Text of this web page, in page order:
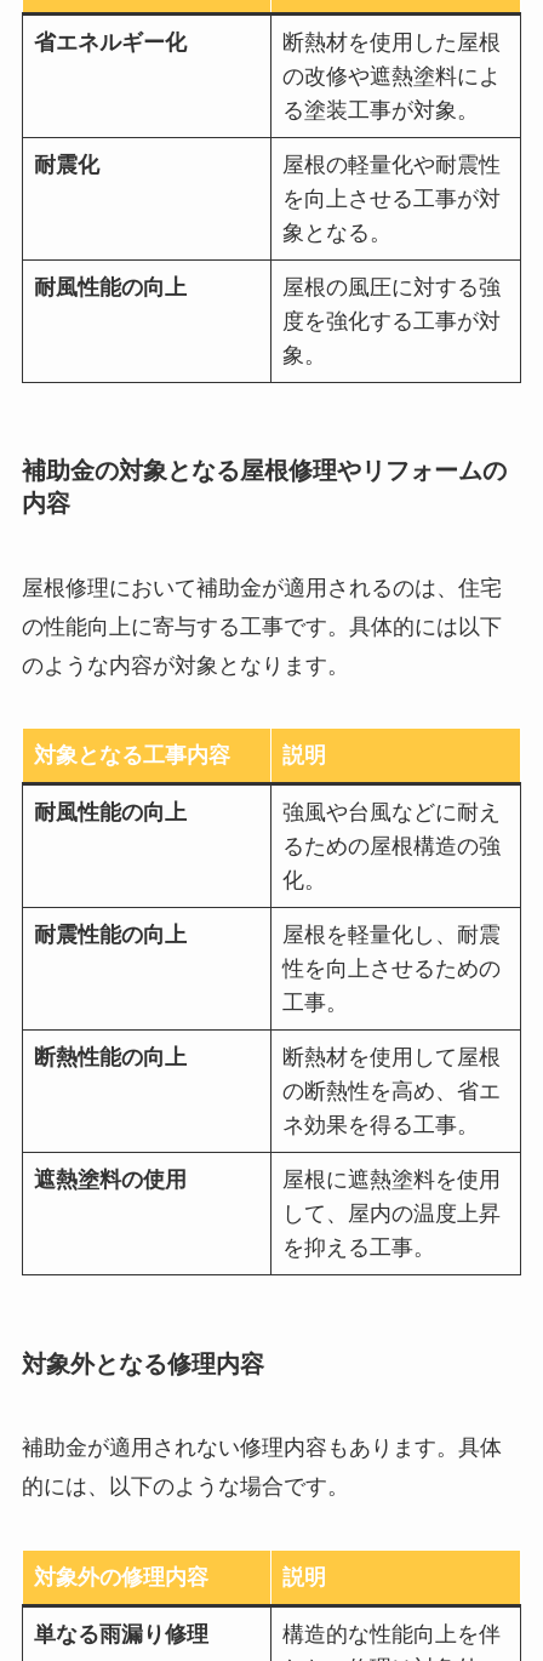
省エネルギー化
断熱材を使用した屋根
の改修や遮熱塗料によ
る塗装工事が対象。
耐震化
屋根の軽量化や耐震性
を向上させる工事が対
象となる。
耐風性能の向上
屋根の風圧に対する強
度を強化する工事が対
象。
補助金の対象となる屋根修理やリフォームの
内容
屋根修理において補助金が適用されるのは、住宅
の性能向上に寄与する工事です。具体的には以下
のような内容が対象となります。
対象となる工事内容 説明
耐風性能の向上
強風や台風などに耐え
るための屋根構造の強
化。
耐震性能の向上
屋根を軽量化し、耐震
性を向上させるための
工事。
断熱性能の向上
断熱材を使用して屋根
の断熱性を高め、省エ
ネ効果を得る工事。
遮熱塗料の使用
屋根に遮熱塗料を使用
して、屋内の温度上昇
を抑える工事。
対象外となる修理内容
補助金が適用されない修理内容もあります。具体
的には、以下のような場合です。
対象外の修理内容 説明
単なる雨漏り修理
構造的な性能向上を伴